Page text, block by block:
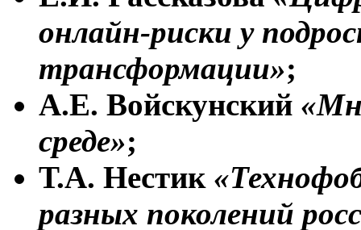
онлайн-риски у
трансформации»;
А.Е. Войскунский
среде»;
Т.А. Нестик
разных поколений